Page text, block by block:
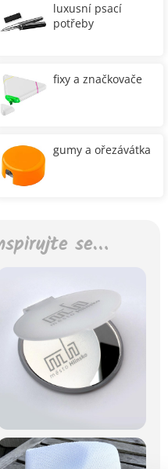
luxusní psací
potřeby
fixy a značkovače
gumy a ořezávátka
se…